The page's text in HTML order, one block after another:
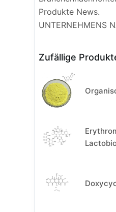
Produkte News.
UNTERNEHMENS
Zufällige